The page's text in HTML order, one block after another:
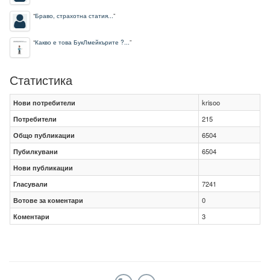
“Браво, страхотна статия...”
“Какво е това БукЛмейкърите ?...”
Статистика
Нови потребители
krisoo
Потребители
215
Общо публикации
6504
Пубилкувани
6504
Нови публикации
Гласували
7241
Вотове за коментари
0
Коментари
3